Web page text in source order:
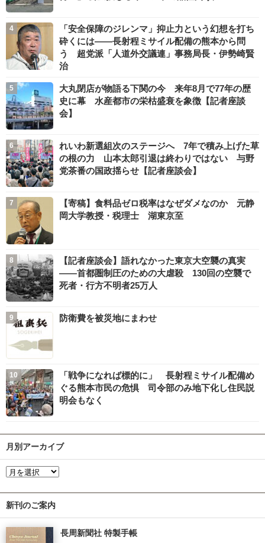
「安全保障のジレンマ」抑止力という幻想を打ち
砕くには――長射程ミサイル配備の熊本から問
う 超党派「人道外交議連」事務局長・伊勢崎賢
治
大丸閉店が物語る下関の今 来年8月で77年の歴
史に幕 水産都市の栄枯盛衰を象徴【記者座談
会】
れいわ新選組次のステージへ 7年で積み上げた草
の根の力 山本太郎引退は終わりではない 与野
党茶番の国政揺らせ【記者座談会】
【寄稿】食料品ゼロ税率はなぜダメなのか 元静
岡大学教授・税理士 湖東京至
【記者座談会】語れなかった東京大空襲の真実
――首都圏制圧のための大虐殺 130回の空襲で
死者・行方不明者25万人
防衛費を被災地にまわせ
「戦争になれば標的に」 長射程ミサイル配備め
ぐる熊本市民の危惧 司令部のみ地下化し住民説
明会もなく
月別アーカイブ
新刊のご案内
長周新聞社 特製手帳